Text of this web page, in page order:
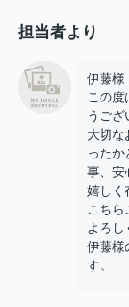
担当者より
伊藤様
この度
うござ
大切な
ったか
事、安
嬉しく
こちら
よろし
伊藤様
す。